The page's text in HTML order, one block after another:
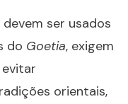
devem ser usados
do Goetia, exigem
orientais,